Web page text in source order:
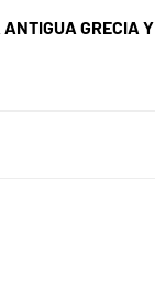
GRECIA Y